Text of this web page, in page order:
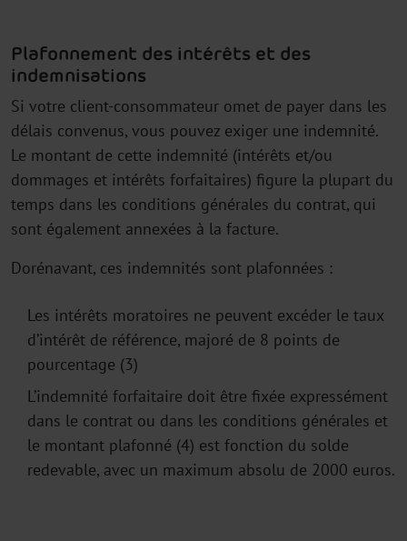
Plafonnement des intérêts et des
indemnisations
Si votre client-consommateur omet de payer dans les
délais convenus, vous pouvez exiger une indemnité.
Le montant de cette indemnité (intérêts et/ou
dommages et intérêts forfaitaires) figure la plupart du
temps dans les conditions générales du contrat, qui
sont également annexées à la facture.
Dorénavant, ces indemnités sont plafonnées :
Les intérêts moratoires ne peuvent excéder le taux
d’intérêt de référence, majoré de 8 points de
pourcentage (3)
L’indemnité forfaitaire doit être fixée expressément
dans le contrat ou dans les conditions générales et
le montant plafonné (4) est fonction du solde
redevable, avec un maximum absolu de 2000 euros.